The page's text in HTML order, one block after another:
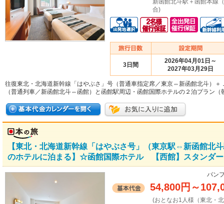
新函館北斗駅＋函館本線
合)
3日間
2026年04月01日～
2027年03月29日
往復東北・北海道新幹線「はやぶさ」号（普通車指定席／東京⇔新函館北斗）＋
（普通列車／新函館北斗⇔函館）と函館駅周辺・函館国際ホテルの２泊プラン（
【東北・北海道新幹線「はやぶさ号」（東京駅⇔新函館北
のホテルに泊まる】☆函館国際ホテル 【西館】スタンダ
パン
54,800円 ～
(おとなお1人様（東北・